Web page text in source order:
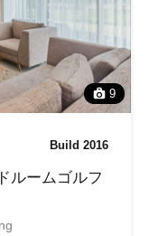
9
Build 2016
ルームゴルフ